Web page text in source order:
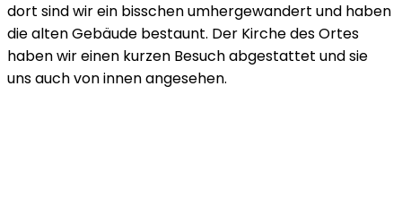
dort sind wir ein bisschen umhergewandert und haben
die alten Gebäude bestaunt. Der Kirche des Ortes
haben wir einen kurzen Besuch abgestattet und sie
uns auch von innen angesehen.